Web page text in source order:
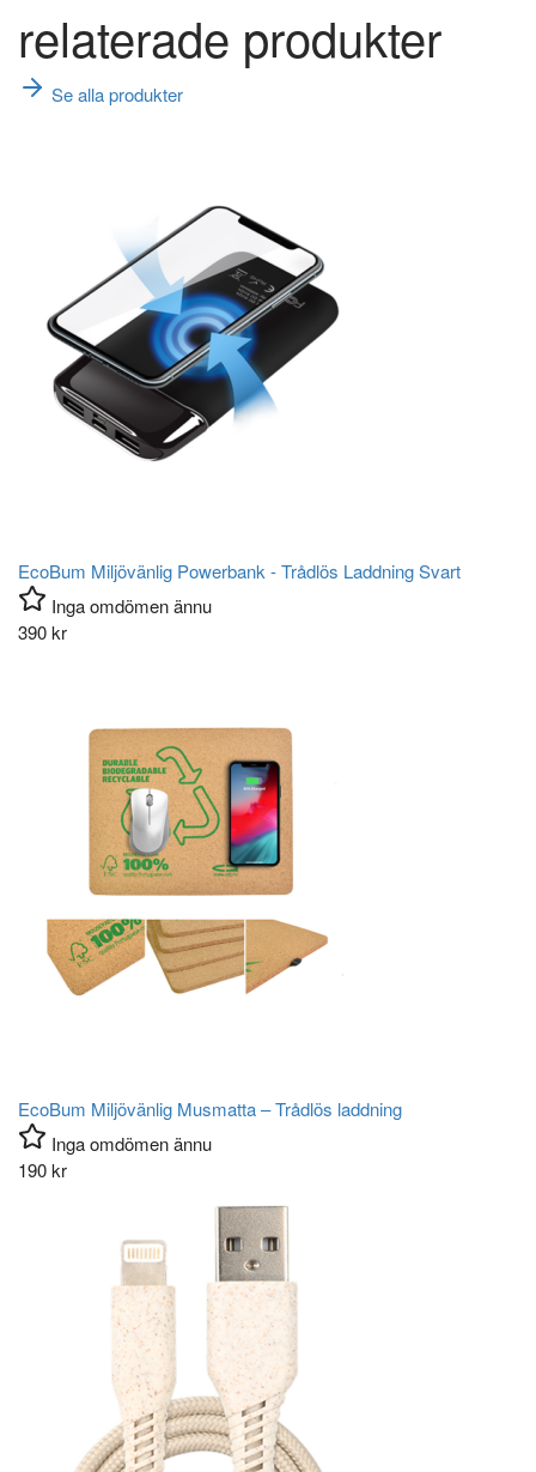
relaterade produkter
Se alla produkter
EcoBum Miljövänlig Powerbank - Trådlös Laddning Svart
Inga omdömen ännu
390kr
EcoBum Miljövänlig Musmatta – Trådlös laddning
Inga omdömen ännu
190kr